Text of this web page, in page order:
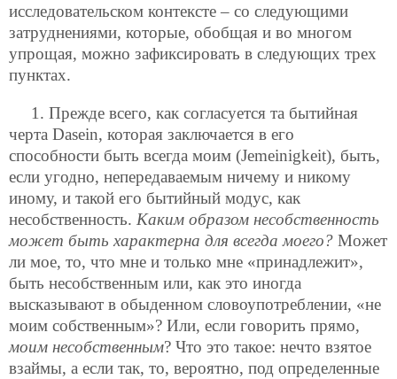
исследовательском контексте – со следующими
затруднениями, которые, обобщая и во многом
упрощая, можно зафиксировать в следующих трех
пунктах.
1. Прежде всего, как согласуется та бытийная
черта Dasein, которая заключается в его
способности быть всегда моим (Jemeinigkeit), быть,
если угодно, непередаваемым ничему и никому
иному, и такой его бытийный модус, как
несобственность. Каким образом несобственность
может быть характерна для всегда моего? Может
ли мое, то, что мне и только мне «принадлежит»,
быть несобственным или, как это иногда
высказывают в обыденном словоупотреблении, «не
моим собственным»? Или, если говорить прямо,
моим несобственным? Что это такое: нечто взятое
взаймы, а если так, то, вероятно, под определенные